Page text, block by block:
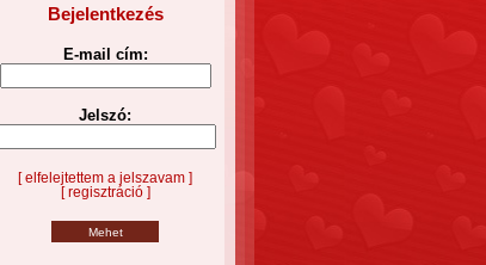
Bejelentkezés
E-mail cím:
Jelszó:
[ elfelejtettem a jelszavam ]
[ regisztráció ]